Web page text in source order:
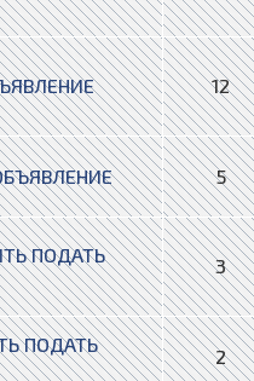
12
5
ПОДАТЬ
3
ПОДАТЬ
2